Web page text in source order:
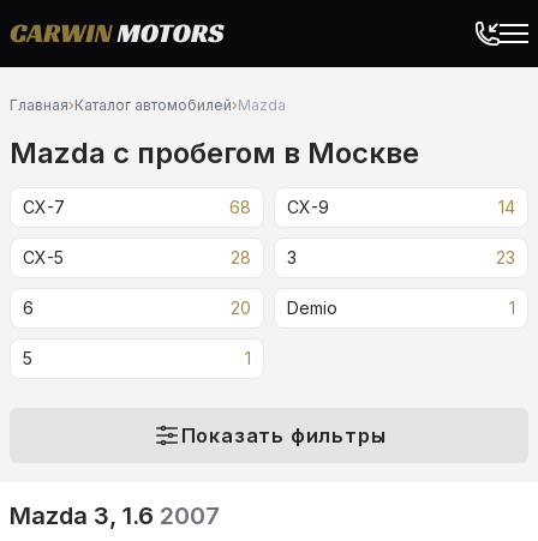
Главная›Каталог автомобилей›Mazda
Mazda c пробегом в Москве
CX-7 68 CX-9 14
CX-5 28 3 23
6 20 Demio 1
5 1
Показать фильтры
Mazda 3, 1.6 2007